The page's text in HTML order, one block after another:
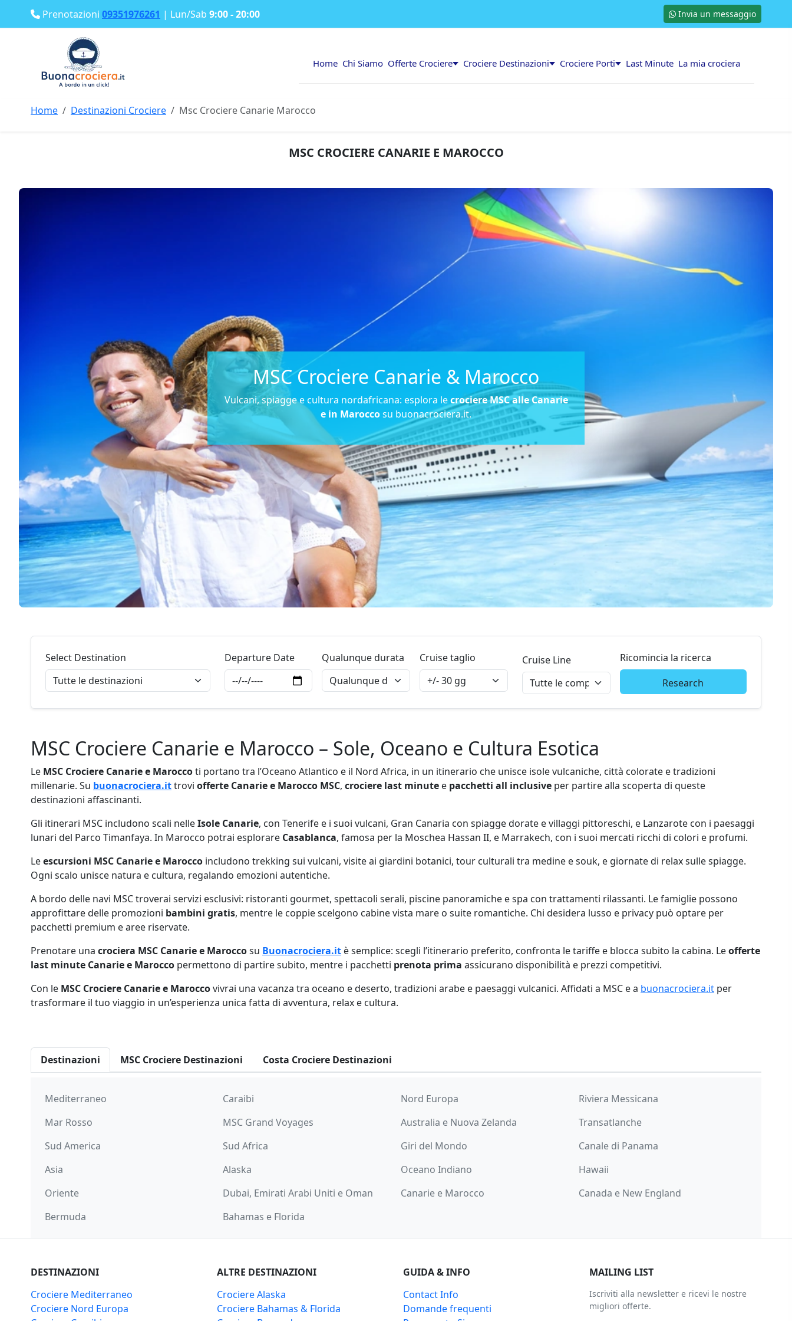
Prenotazioni 09351976261 | Lun/Sab 9:00 - 20:00 Invia un messaggio
Home Chi Siamo Offerte Crociere Crociere Destinazioni Crociere Porti Last Minute La mia crociera
Home Destinazioni Crociere Msc Crociere Canarie Marocco
MSC CROCIERE CANARIE E MAROCCO
MSC Crociere Canarie & Marocco
Vulcani, spiagge e cultura nordafricana: esplora lecrociere MSC alle Canarie
e in Maroccosu buonacrociera.it.
Select Destination Departure Date Qualunque durata Cruise taglio Cruise Line
Ricomincia la ricerca
Research
MSC Crociere Canarie e Marocco – Sole, Oceano e Cultura Esotica
Le MSC Crociere Canarie e Maroccoti portano tra l’Oceano Atlantico e il Nord Africa, in un itinerario che unisce isole vulcaniche, città colorate e tradizioni
millenarie. Su buonacrociera.ittrovi offerte Canarie e Marocco MSC, crociere last minute e pacchetti all inclusive per partire alla scoperta di queste
destinazioni affascinanti.
Gli itinerari MSC includono scali nelleIsole Canarie, con Tenerife e i suoi vulcani, Gran Canaria con spiagge dorate e villaggi pittoreschi, e Lanzarote con i paesaggi
lunari del Parco Timanfaya. In Marocco potrai esplorare Casablanca, famosa per la Moschea Hassan II, e Marrakech, con i suoi mercati ricchi di colori e profumi.
Leescursioni MSC Canarie e Marocco includono trekking sui vulcani, visite ai giardini botanici, tour culturali tra medine e souk, e giornate di relax sulle spiagge.
Ogni scalo unisce natura e cultura, regalando emozioni autentiche.
A bordo delle navi MSC troverai servizi esclusivi: ristoranti gourmet, spettacoli serali, piscine panoramiche e spa con trattamenti rilassanti. Le famiglie possono
approfittare delle promozioni bambini gratis, mentre le coppie scelgono cabine vista mare o suite romantiche. Chi desidera lusso e privacy può optare per
pacchetti premium e aree riservate.
Prenotare una crociera MSC Canarie e Maroccosu Buonacrociera.it è semplice: scegli l’itinerario preferito, confronta le tariffe e blocca subito la cabina. Leofferte
last minute Canarie e Marocco permettono di partire subito, mentre i pacchetti prenota prima assicurano disponibilità e prezzi competitivi.
Con le MSC Crociere Canarie e Maroccovivrai una vacanza tra oceano e deserto, tradizioni arabe e paesaggi vulcanici. Affidati a MSC e a buonacrociera.it per
trasformare il tuo viaggio in un’esperienza unica fatta di avventura, relax e cultura.
Destinazioni MSC Crociere Destinazioni Costa Crociere Destinazioni
Mediterraneo Caraibi Nord Europa
Riviera Messicana
Mar Rosso
MSC Grand Voyages Australia e Nuova Zelanda
Transatlanche
Sud America
Sud Africa Giri del Mondo
Canale di Panama
Asia
Alaska Oceano Indiano
Hawaii
Oriente
Dubai, Emirati Arabi Uniti e Oman Canarie e Marocco
Canada e New England
Bermuda
Bahamas e Florida
DESTINAZIONI
Crociere Mediterraneo
Crociere Nord Europa
ALTRE DESTINAZIONI
Crociere Alaska
Crociere Bahamas & Florida
GUIDA & INFO
Contact Info
Domande frequenti
MAILING LIST
Iscriviti alla newsletter e ricevi le nostre
migliori offerte.